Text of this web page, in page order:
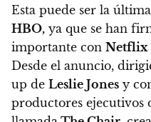
Esta puede ser la
HBO, ya que se han
importante con Netflix
Desde el anuncio,
up de Leslie Jones y
productores ejecutivos